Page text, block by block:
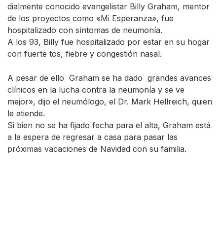
dialmente conocido evangelistar Billy Graham, mentor
de los proyectos como «Mi Esperanza», fue
hospitalizado con síntomas de neumonía.
A los 93, Billy fue hospitalizado por estar en su hogar
con fuerte tos, fiebre y congestión nasal.
A pesar de ello Graham se ha dado grandes avances
clínicos en la lucha contra la neumonía y se ve
mejor», dijo el neumólogo, el Dr. Mark Hellreich, quien
le atiende.
Si bien no se ha fijado fecha para el alta, Graham está
a la espera de regresar a casa para pasar las
próximas vacaciones de Navidad con su familia.